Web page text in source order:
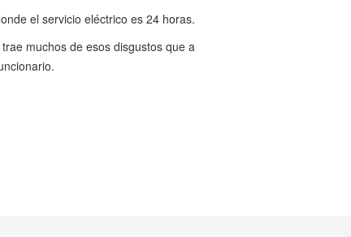
el servicio eléctrico es 24 horas.
muchos de esos disgustos que a